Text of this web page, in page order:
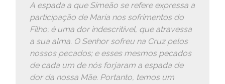
A espada a que Simeão se refere expressa a
participação de Maria nos sofrimentos do
Filho; é uma dor indescritível, que atravessa
a sua alma. O Senhor sofreu na Cruz pelos
nossos pecados; e esses mesmos pecados
de cada um de nós forjaram a espada de
dor da nossa Mãe. Portanto, temos um